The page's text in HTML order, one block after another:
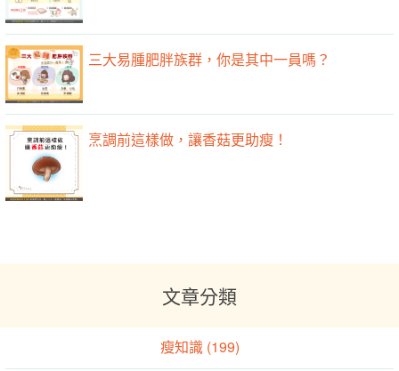
三大易腫肥胖族群，你是其中一員嗎？
烹調前這樣做，讓香菇更助瘦！
文章分類
瘦知識 (199)